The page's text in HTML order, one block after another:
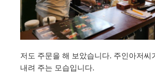
저도 주문을 해 보았습니다. 주인아저씨
내려 주는 모습입니다.